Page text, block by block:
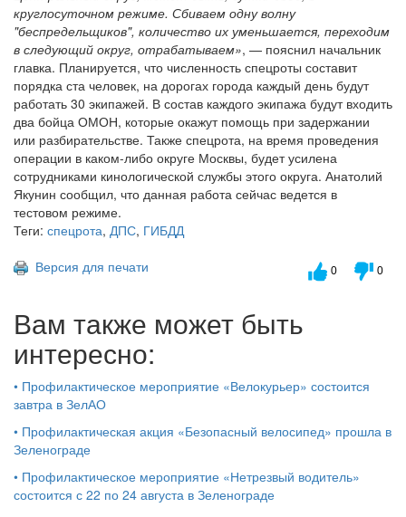
круглосуточном режиме. Сбиваем одну волну
"беспредельщиков", количество их уменьшается, переходим
в следующий округ, отрабатываем», — пояснил начальник
главка. Планируется, что численность спецроты составит
порядка ста человек, на дорогах города каждый день будут
работать 30 экипажей. В состав каждого экипажа будут входить
два бойца ОМОН, которые окажут помощь при задержании
или разбирательстве. Также спецрота, на время проведения
операции в каком-либо округе Москвы, будет усилена
сотрудниками кинологической службы этого округа. Анатолий
Якунин сообщил, что данная работа сейчас ведется в
тестовом режиме.
Теги: спецрота, ДПС, ГИБДД
Версия для печати
0 0
Вам также может быть
интересно:
• Профилактическое мероприятие «Велокурьер» состоится
завтра в ЗелАО
• Профилактическая акция «Безопасный велосипед» прошла в
Зеленограде
• Профилактическое мероприятие «Нетрезвый водитель»
состоится с 22 по 24 августа в Зеленограде